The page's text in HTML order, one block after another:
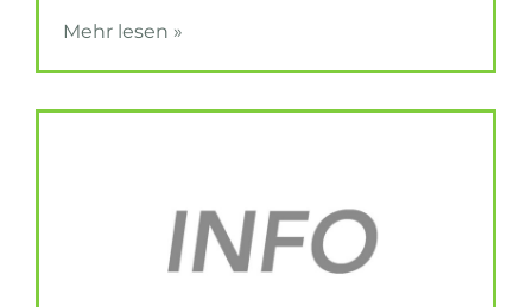
Mehr lesen »